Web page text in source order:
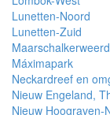
Lunetten-Noord
Lunetten-Zuid
Máximapark
Neckardreef en
Nieuw Engeland,
Nieuw Hoograven-